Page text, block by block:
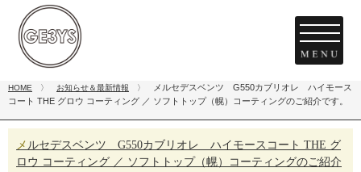
HOME 〉 お知らせ＆最新情報 〉
メルセデスベンツ G550カブリオレ ハイモース
コート THE グロウ コーティング ／ ソフトトップ（幌）コーティングのご紹介です。
メルセデスベンツ G550カブリオレ ハイモースコート THE グ
ロウ コーティング ／ ソフトトップ（幌）コーティングのご紹介